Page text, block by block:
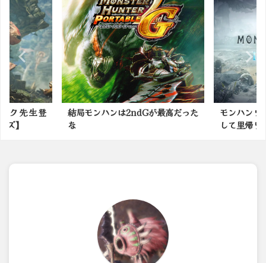
最高だった
モンハンワールド発売5周年を記念
モンハ
なモンス